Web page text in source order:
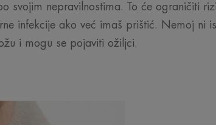
svojim nepravilnostima. To će ograničiti
infekcije ako već imaš prištić. Nemoj ni
i mogu se pojaviti ožiljci.